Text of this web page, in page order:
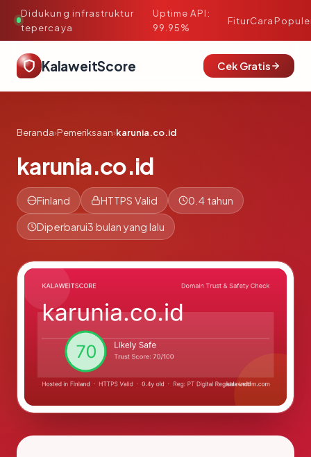
Didukung infrastruktur
tepercaya
·
Uptime API:
99.95%
FiturCara
KalaweitScore Cek Gratis
Beranda›Pemeriksaan›karunia.co.id
karunia.co.id
Finland HTTPS Valid 0.4 tahun
Diperbarui3 bulan yang lalu